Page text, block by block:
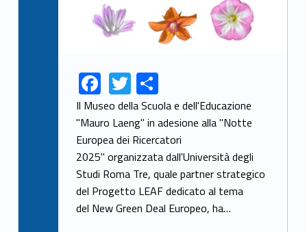
Link identifier share facebook archive #share-link-archive-46092F
ac
e
b
o
o
k
Link identifier share twitter archive #share-link-archive-11758T
w
itt
er
S
h
ar
e
Il Museo della Scuola e dell'Educazione
"Mauro Laeng" in adesione alla "Notte
Europea dei Ricercatori
2025" organizzata dall'Università degli
Studi Roma Tre, quale partner strategico
del Progetto LEAF dedicato al tema
del New Green Deal Europeo, ha…